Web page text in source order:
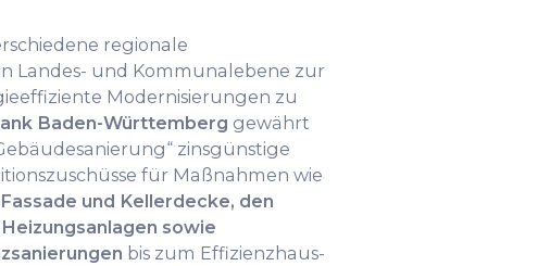
regionale
Landes- und Kommunalebene zur
Modernisierungen zu
Baden-Württemberg gewährt
zinsgünstige
für Maßnahmen wie
und Kellerdecke, den
sowie
bis zum Effizienzhaus-